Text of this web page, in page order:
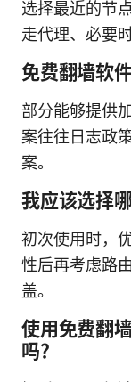
选择最近的节
走代理、必要
免费翻墙软
部分能够提供
案往往日志政
案。
我应该选择
初次使用时，
性后再考虑路
盖。
使用免费翻
吗？